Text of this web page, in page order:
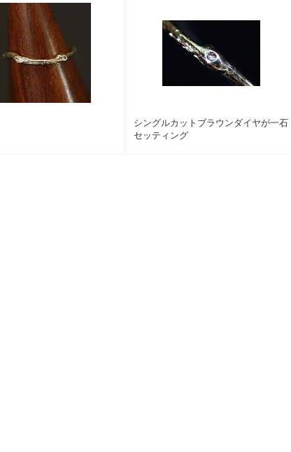
シングルカットブラウンダイヤが一石
セッティング